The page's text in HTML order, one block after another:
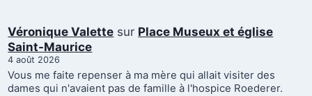
Véronique Valette sur Place Museux et église
Saint-Maurice
4 août 2026
Vous me faite repenser à ma mère qui allait visiter des
dames qui n'avaient pas de famille à l'hospice Roederer.